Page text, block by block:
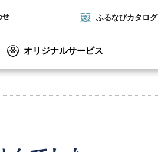
せ ふるなびカタログ
オリジナルサービス